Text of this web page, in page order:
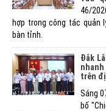
46/
hợp trong công tác quản
bàn tỉnh.
Đắk
trên
Sáng
bố